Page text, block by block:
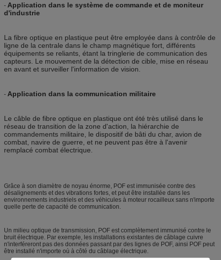
- Application dans le système de commande et de moniteur
d'industrie
La fibre optique en plastique peut être employée dans à contrôle de
ligne de la centrale dans le champ magnétique fort, différents
équipements se reliants, étant la tringlerie de communication des
capteurs. Le mouvement de la détection de cible, mise en réseau
en avant et surveiller l'information de vision.
- Application dans la communication militaire
Le câble de fibre optique en plastique ont été très utilisé dans le
réseau de transition de la zone d'action, la hiérarchie de
commandements militaire, le dispositif de bâti du char, avion de
combat, navire de guerre, et ne peuvent pas être à l'avenir
remplacé combat électrique.
Grâce à son diamètre de noyau énorme, POF est immunisée contre des
désalignements et des vibrations fortes, et peut être installée dans les
environnements industriels et des véhicules à moteur rocailleux sans n'importe
quelle perte de capacité de communication.
Un milieu optique de transmission, POF est complètement immunisé contre le
bruit électrique. Par exemple, les installations existantes de câblage cuivre
n'interféreront pas des données passant par des lignes de POF, ainsi POF peut
être installé n'importe où à côté du câblage électrique.